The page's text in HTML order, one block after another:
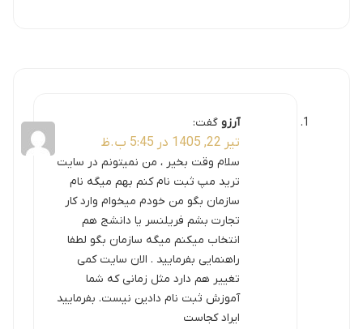
آرزو گفت:
تیر 22, 1405 در 5:45 ب.ظ
سلام وقت بخیر ، من نمیتونم در سایت
ترید مپ ثبت نام کنم بهم میگه نام
سازمان بگو من خودم میخوام وارد کار
تجارت بشم فریلنسر یا دانشج هم
انتخاب میکنم میگه سازمان بگو لطفا
راهنمایی بفرمایید . الان سایت کمی
تغییر هم دارد مثل زمانی که شما
آموزش ثبت نام دادین نیست. بفرمایید
ایراد کجاست